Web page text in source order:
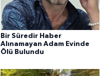
Bir Süredir Haber
Alınamayan Adam Evinde
Ölü Bulundu